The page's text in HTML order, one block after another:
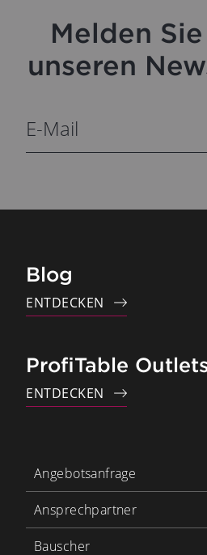
Melden
unseren
Blog
ENTDECKEN
ProfiTable
ENTDECKEN
Angebotsanfrage
Ansprechpartner
Bauscher